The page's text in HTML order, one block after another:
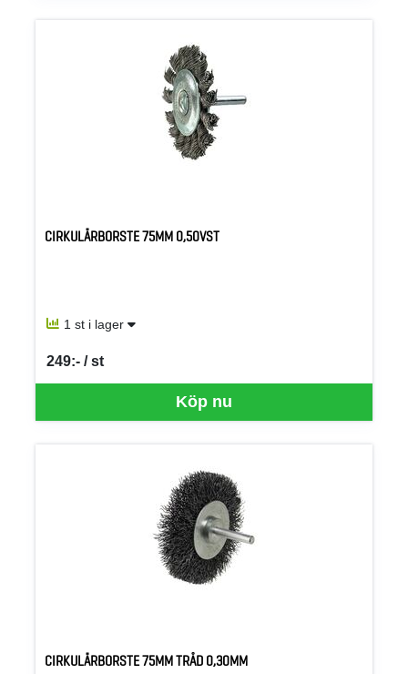
CIRKULÄRBORSTE 75MM 0,50VST
1 st i lager
Köp nu
249:- / st
SEK per ST
CIRKULÄRBORSTE 75MM TRÅD 0,30MM